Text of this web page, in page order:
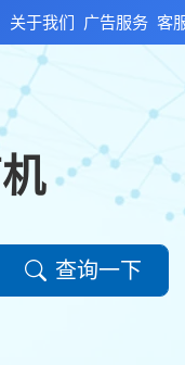
关于我们 广告服务 客
查询一下